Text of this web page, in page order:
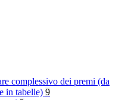
complessivo dei premi (da
in tabelle) 9